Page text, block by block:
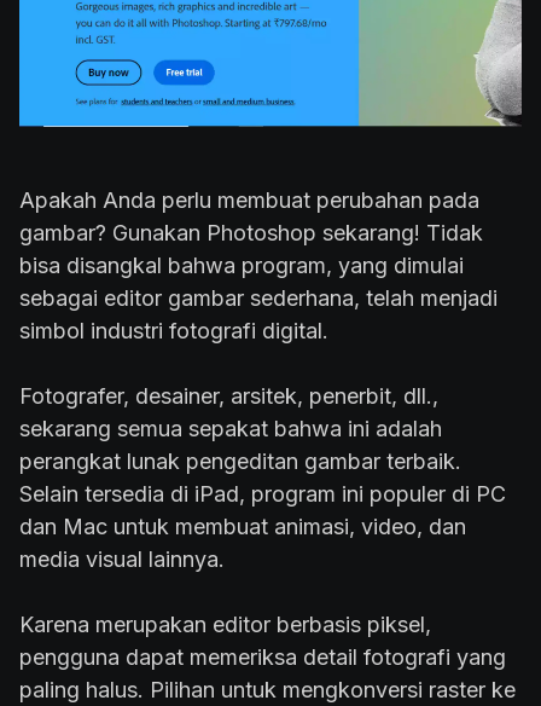
Apakah Anda perlu membuat perubahan pada
gambar? Gunakan Photoshop sekarang! Tidak
bisa disangkal bahwa program, yang dimulai
sebagai editor gambar sederhana, telah menjadi
simbol industri fotografi digital.
Fotografer, desainer, arsitek, penerbit, dll.,
sekarang semua sepakat bahwa ini adalah
perangkat lunak pengeditan gambar terbaik.
Selain tersedia di iPad, program ini populer di PC
dan Mac untuk membuat animasi, video, dan
media visual lainnya.
Karena merupakan editor berbasis piksel,
pengguna dapat memeriksa detail fotografi yang
paling halus. Pilihan untuk mengkonversi raster ke